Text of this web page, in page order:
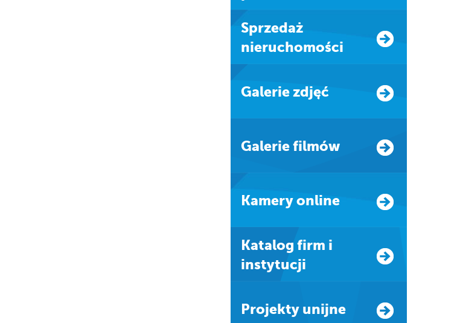
Sprzedaż
nieruchomości
Galerie zdjęć
Galerie filmów
Kamery online
Katalog firm i
instytucji
Projekty unijne